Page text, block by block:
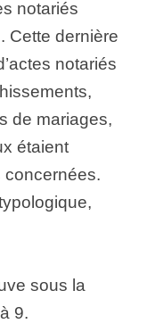
notariés
Cette dernière
notariés
de mariages,
étaient
sous la
9.